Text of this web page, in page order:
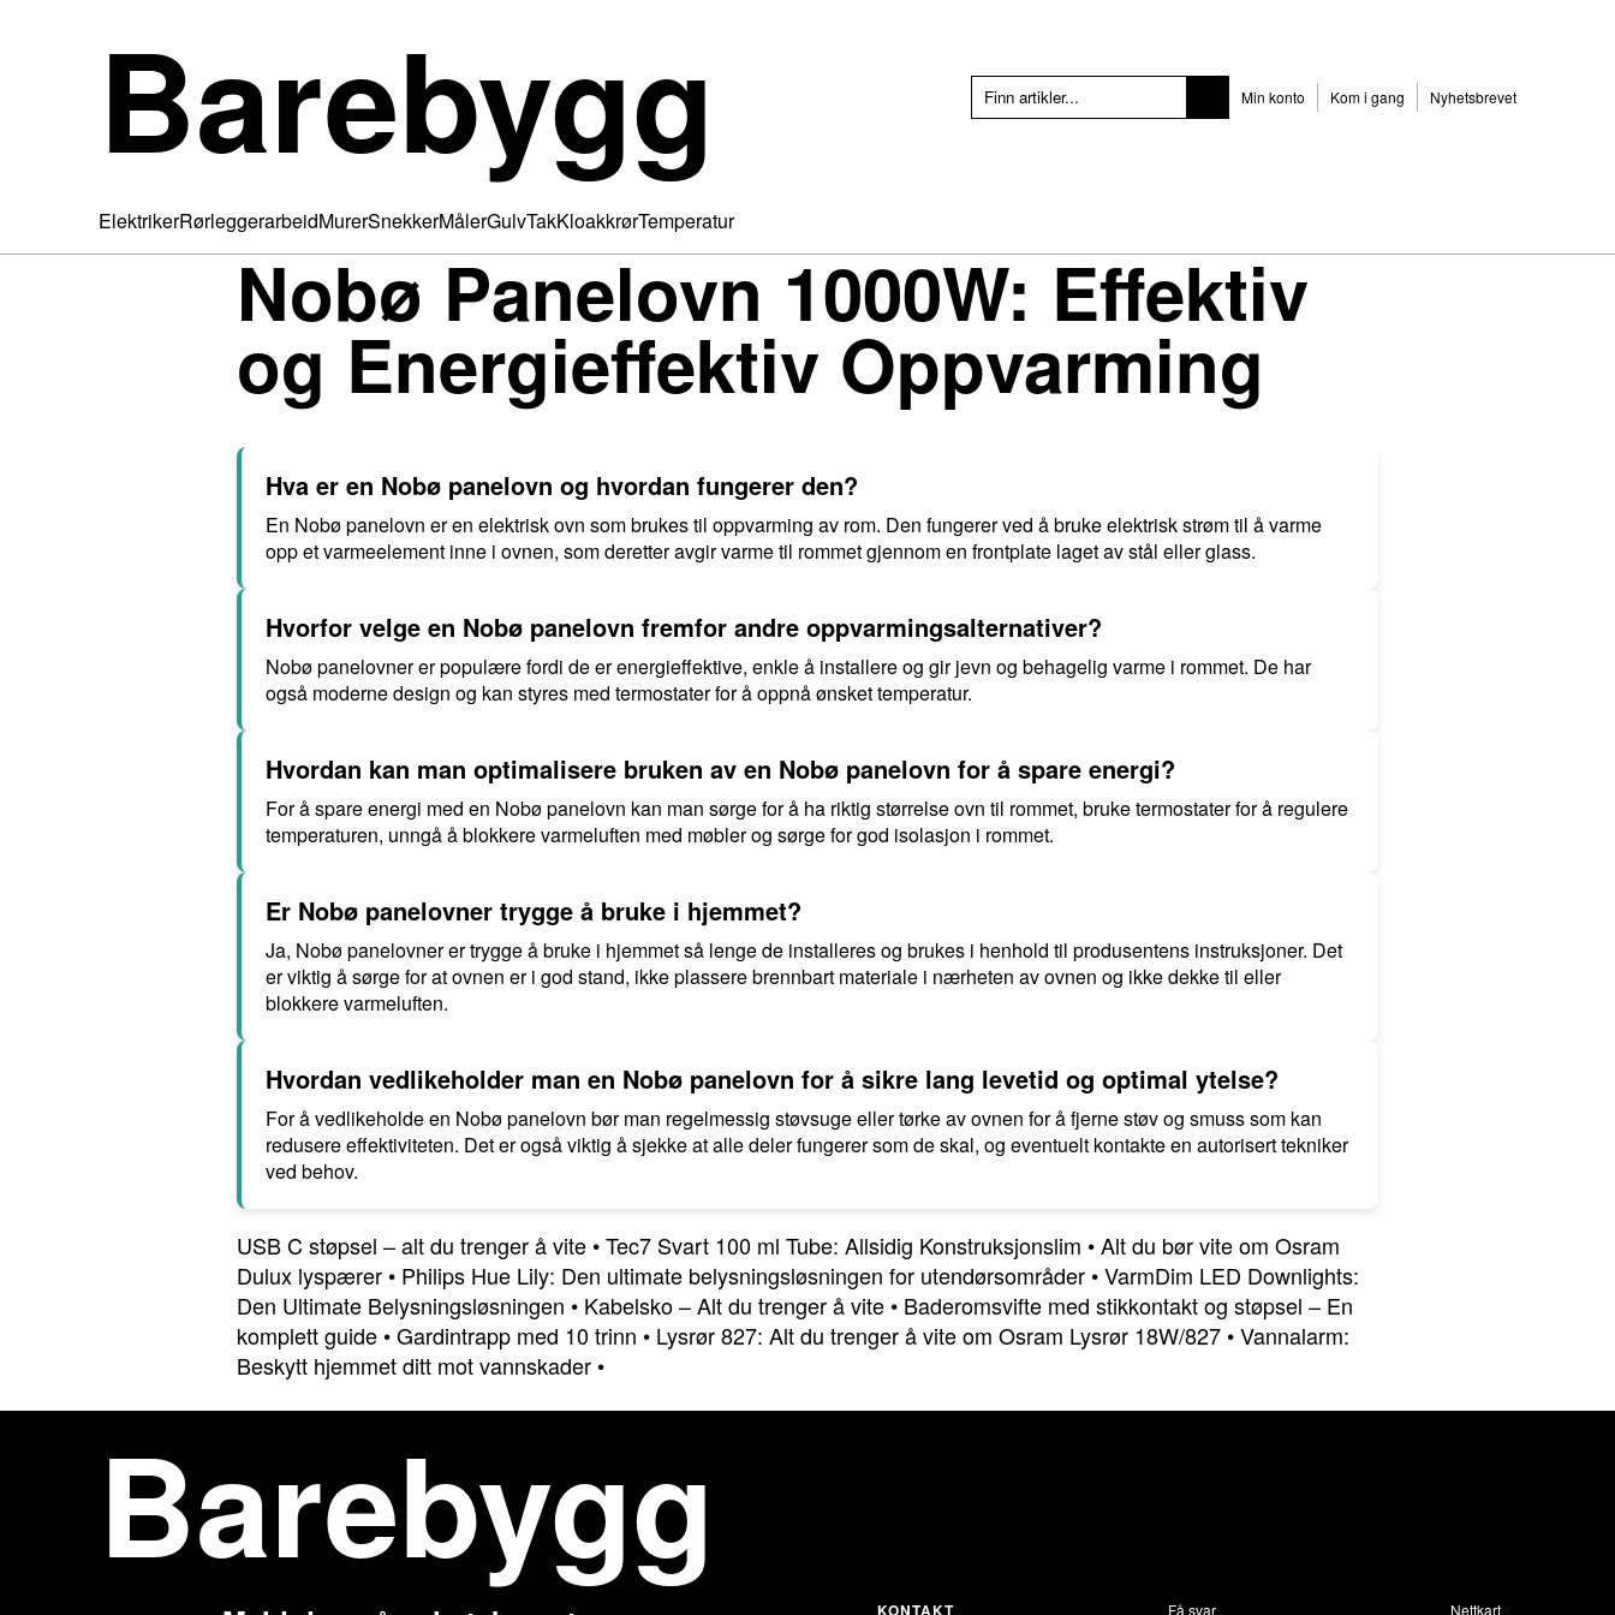
Barebygg Min konto Kom i gang Nyhetsbrevet
ElektrikerRørleggerarbeidMurerSnekkerMålerGulvTakKloakkrørTemperatur
Nobø Panelovn 1000W: Effektiv
og Energieffektiv Oppvarming
Hva er en Nobø panelovn og hvordan fungerer den?
En Nobø panelovn er en elektrisk ovn som brukes til oppvarming av rom. Den fungerer ved å bruke elektrisk strøm til å varme
opp et varmeelement inne i ovnen, som deretter avgir varme til rommet gjennom en frontplate laget av stål eller glass.
Hvorfor velge en Nobø panelovn fremfor andre oppvarmingsalternativer?
Nobø panelovner er populære fordi de er energieffektive, enkle å installere og gir jevn og behagelig varme i rommet. De har
også moderne design og kan styres med termostater for å oppnå ønsket temperatur.
Hvordan kan man optimalisere bruken av en Nobø panelovn for å spare energi?
For å spare energi med en Nobø panelovn kan man sørge for å ha riktig størrelse ovn til rommet, bruke termostater for å regulere
temperaturen, unngå å blokkere varmeluften med møbler og sørge for god isolasjon i rommet.
Er Nobø panelovner trygge å bruke i hjemmet?
Ja, Nobø panelovner er trygge å bruke i hjemmet så lenge de installeres og brukes i henhold til produsentens instruksjoner. Det
er viktig å sørge for at ovnen er i god stand, ikke plassere brennbart materiale i nærheten av ovnen og ikke dekke til eller
blokkere varmeluften.
Hvordan vedlikeholder man en Nobø panelovn for å sikre lang levetid og optimal ytelse?
For å vedlikeholde en Nobø panelovn bør man regelmessig støvsuge eller tørke av ovnen for å fjerne støv og smuss som kan
redusere effektiviteten. Det er også viktig å sjekke at alle deler fungerer som de skal, og eventuelt kontakte en autorisert tekniker
ved behov.
USB C støpsel – alt du trenger å vite •Tec7 Svart 100 ml Tube: Allsidig Konstruksjonslim •Alt du bør vite om Osram
Dulux lyspærer • Philips Hue Lily: Den ultimate belysningsløsningen for utendørsområder •VarmDim LED Downlights:
Den Ultimate Belysningsløsningen • Kabelsko – Alt du trenger å vite • Baderomsvifte med stikkontakt og støpsel – En
komplett guide •Gardintrapp med 10 trinn • Lysrør 827: Alt du trenger å vite om Osram Lysrør 18W/827 •Vannalarm:
Beskytt hjemmet ditt mot vannskader •
Barebygg
KONTAKT Få svar Nettkart